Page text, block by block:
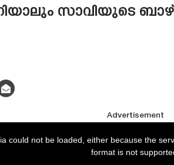
സാവിയുടെ
Advertisement
could not be loaded, either because the
format is not